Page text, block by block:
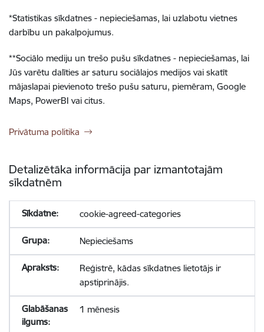
*Statistikas sīkdatnes - nepieciešamas, lai uzlabotu vietnes
darbību un pakalpojumus.
**Sociālo mediju un trešo pušu sīkdatnes - nepieciešamas, lai
Jūs varētu dalīties ar saturu sociālajos medijos vai skatīt
mājaslapai pievienoto trešo pušu saturu, piemēram, Google
Maps, PowerBI vai citus.
Privātuma politika
Detalizētāka informācija par izmantotajām
sīkdatnēm
cookie-agreed-categories
Nepieciešams
Reģistrē, kādas sīkdatnes lietotājs ir
apstiprinājis.
1 mēnesis